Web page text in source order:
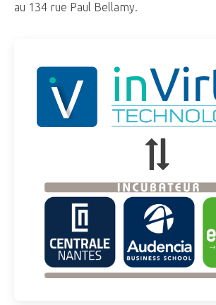
au 134 rue Paul Bellamy.